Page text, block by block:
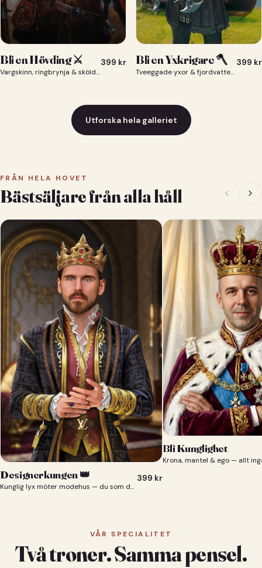
Bli en Hövding ⚔️
Vargskinn, ringbrynja & sköld — du som nordisk krigsherre ⚔️
399 kr Bli en Yxkrigare 🪓
Tveeggade yxor & fjordvatten bakom dig 🪓
399 kr
Utforska hela galleriet
FRÅN HELA HOVET
Bästsäljare från alla håll
Designerkungen 👑
Kunglig lyx möter modehus — du som designerkung 👑
399 kr
Bli Kunglighet
Krona, mantel & ego — allt
VÅR SPECIALITET
Två troner. Samma pensel.